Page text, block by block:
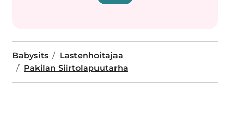
Babysits
Lastenhoitajaa
Pakilan Siirtolapuutarha